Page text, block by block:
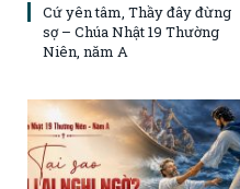
Cứ yên tâm, Thầy đây đừng
sợ – Chúa Nhật 19 Thường
Niên, năm A